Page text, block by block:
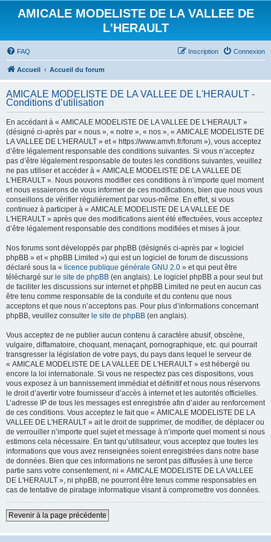
AMICALE MODELISTE DE LA VALLEE DE
L'HERAULT
FAQ Connexion
Inscription
Accueil Accueil du forum
AMICALE MODELISTE DE LA VALLEE DE L'HERAULT -
Conditions d’utilisation
En accédant à « AMICALE MODELISTE DE LA VALLEE DE L'HERAULT »
(désigné ci-après par « nous », « notre », « nos », « AMICALE MODELISTE DE
LA VALLEE DE L'HERAULT » et « https://www.amvh.fr/forum »), vous acceptez
d’être légalement responsable des conditions suivantes. Si vous n’acceptez
pas d’être légalement responsable de toutes les conditions suivantes, veuillez
ne pas utiliser et accéder à « AMICALE MODELISTE DE LA VALLEE DE
L'HERAULT ». Nous pouvons modifier ces conditions à n’importe quel moment
et nous essaierons de vous informer de ces modifications, bien que nous vous
conseillons de vérifier régulièrement par vous-même. En effet, si vous
continuez à participer à « AMICALE MODELISTE DE LA VALLEE DE
L'HERAULT » après que des modifications aient été effectuées, vous acceptez
d’être légalement responsable des conditions modifiées et mises à jour.
Nos forums sont développés par phpBB (désignés ci-après par « logiciel
phpBB » et « phpBB Limited ») qui est un logiciel de forum de discussions
déclaré sous la « licence publique générale GNU 2.0 » et qui peut être
téléchargé sur le site de phpBB (en anglais). Le logiciel phpBB a pour seul but
de faciliter les discussions sur internet et phpBB Limited ne peut en aucun cas
être tenu comme responsable de la conduite et du contenu que nous
acceptons et que nous n’acceptons pas. Pour plus d’informations concernant
phpBB, veuillez consulter le site de phpBB (en anglais).
Vous acceptez de ne publier aucun contenu à caractère abusif, obscène,
vulgaire, diffamatoire, choquant, menaçant, pornographique, etc. qui pourrait
transgresser la législation de votre pays, du pays dans lequel le serveur de
« AMICALE MODELISTE DE LA VALLEE DE L'HERAULT » est hébergé ou
encore la loi internationale. Si vous ne respectez pas ces dispositions, vous
vous exposez à un bannissement immédiat et définitif et nous nous réservons
le droit d’avertir votre fournisseur d’accès à internet et les autorités officielles.
L’adresse IP de tous les messages est enregistrée afin d’aider au renforcement
de ces conditions. Vous acceptez le fait que « AMICALE MODELISTE DE LA
VALLEE DE L'HERAULT » ait le droit de supprimer, de modifier, de déplacer ou
de verrouiller n’importe quel sujet et message à n’importe quel moment si nous
estimons cela nécessaire. En tant qu’utilisateur, vous acceptez que toutes les
informations que vous avez renseignées soient enregistrées dans notre base
de données. Bien que ces informations ne seront pas diffusées à une tierce
partie sans votre consentement, ni « AMICALE MODELISTE DE LA VALLEE
DE L'HERAULT », ni phpBB, ne pourront être tenus comme responsables en
cas de tentative de piratage informatique visant à compromettre vos données.
Revenir à la page précédente